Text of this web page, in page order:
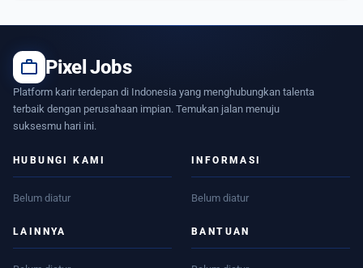
work Pixel Jobs
Platform karir terdepan di Indonesia yang menghubungkan talenta
terbaik dengan perusahaan impian. Temukan jalan menuju
suksesmu hari ini.
HUBUNGI KAMI
Belum diatur
INFORMASI
Belum diatur
LAINNYA BANTUAN